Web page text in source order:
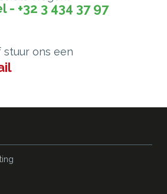
- +32 3 434 37 97
stuur ons een